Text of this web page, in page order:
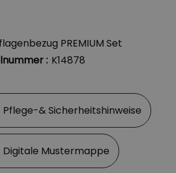
PREMIUM Set
: K14878
Pflege-& Sicherheitshinweise
Digitale Mustermappe